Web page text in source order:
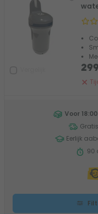
Voor 18:00
Eerlijk
90